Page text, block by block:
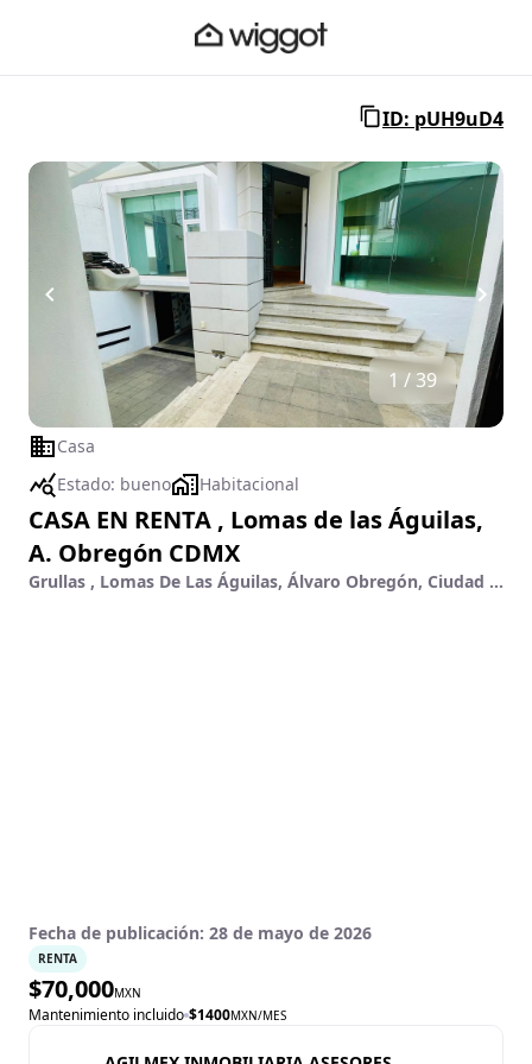
ID: pUH9uD4
1 / 39
Casa
Estado: bueno Habitacional
CASA EN RENTA , Lomas de las Águilas,
A. Obregón CDMX
Grullas , Lomas De Las Águilas, Álvaro Obregón, Ciudad De México
Fecha de publicación: 28 de mayo de 2026
RENTA
$70,000MXN
Mantenimiento incluido $1400MXN/MES